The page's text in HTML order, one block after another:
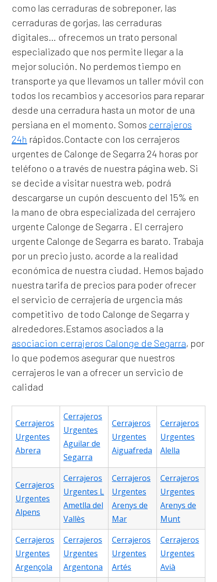
como las cerraduras de sobreponer, las
cerraduras de gorjas, las cerraduras
digitales… ofrecemos un trato personal
especializado que nos permite llegar a la
mejor solución. No perdemos tiempo en
transporte ya que llevamos un taller móvil con
todos los recambios y accesorios para reparar
desde una cerradura hasta un motor de una
persiana en el momento. Somos cerrajeros
24h rápidos.Contacte con los cerrajeros
urgentes de Calonge de Segarra 24 horas por
teléfono o a través de nuestra página web. Si
se decide a visitar nuestra web, podrá
descargarse un cupón descuento del 15% en
la mano de obra especializada del cerrajero
urgente Calonge de Segarra . El cerrajero
urgente Calonge de Segarra es barato. Trabaja
por un precio justo, acorde a la realidad
económica de nuestra ciudad. Hemos bajado
nuestra tarifa de precios para poder ofrecer
el servicio de cerrajería de urgencia más
competitivo de todo Calonge de Segarra y
alrededores.Estamos asociados a la
asociacion cerrajeros Calonge de Segarra, por
lo que podemos asegurar que nuestros
cerrajeros le van a ofrecer un servicio de
calidad
Cerrajeros
Urgentes
Abrera
Cerrajeros
Urgentes
Aguilar de
Segarra
Cerrajeros
Urgentes
Aiguafreda
Cerrajeros
Urgentes
Alella
Cerrajeros
Urgentes
Alpens
Cerrajeros
Urgentes L
Ametlla del
Vallès
Cerrajeros
Urgentes
Arenys de
Mar
Cerrajeros
Urgentes
Arenys de
Munt
Cerrajeros
Urgentes
Argençola
Cerrajeros
Urgentes
Argentona
Cerrajeros
Urgentes
Artés
Cerrajeros
Urgentes
Avià